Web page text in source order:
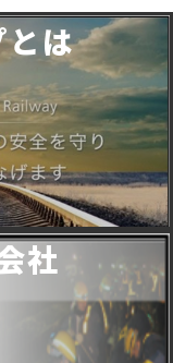
とは
社